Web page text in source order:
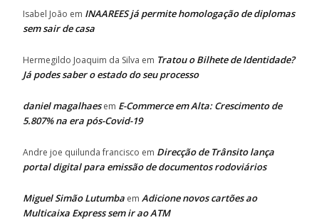
Isabel João em INAAREES já permite homologação de diplomas
sem sair de casa
Hermegildo Joaquim da Silva em Tratou o Bilhete de Identidade?
Já podes saber o estado do seu processo
daniel magalhaesem E-Commerce em Alta: Crescimento de
5.807% na era pós-Covid-19
Andre joe quilunda francisco em Direcção de Trânsito lança
portal digital para emissão de documentos rodoviários
Miguel Simão Lutumba em Adicione novos cartões ao
Multicaixa Express sem ir ao ATM